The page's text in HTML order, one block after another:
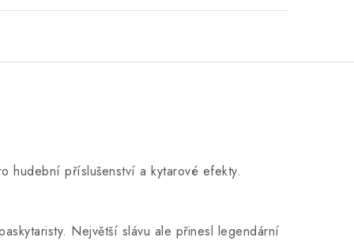
hudební příslušenství a kytarové efekty.
Největší slávu ale přinesl legendární